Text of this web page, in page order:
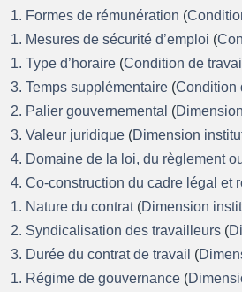
1. Formes de rémunération (
1. Mesures de sécurité d’emploi (
1. Type d’horaire (Condition de
3. Temps supplémentaire (Condition
2. Palier gouvernemental (
3. Valeur juridique (Dimension
4. Domaine de la loi, du règlement
4. Co-construction du cadre légal et
1. Nature du contrat (Dimension
2. Syndicalisation des travailleurs (
3. Durée du contrat de travail (
1. Régime de gouvernance (